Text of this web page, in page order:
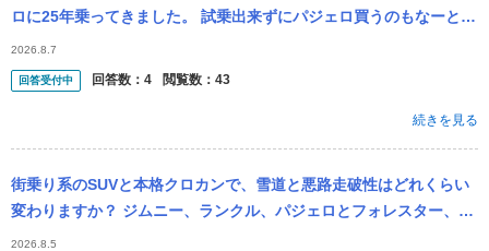
ロに25年乗ってきました。 試乗出来ずにパジェロ買うのもなーと思
い、ランクル250を試乗させてもらいました。 勿論2.7lガソリン...
2026.8.7
回答受付中 回答数： 4 閲覧数： 43
続きを見る
街乗り系のSUVと本格クロカンで、雪道と悪路走破性はどれくらい
変わりますか？ ジムニー、ランクル、パジェロとフォレスター、R
AV4、エクストレイル、アウトランダーなど。
2026.8.5